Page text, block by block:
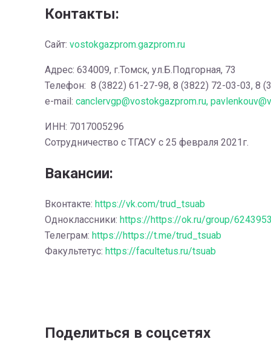
Контакты:
Сайт: vostokgazprom.gazprom.ru
Адрес: 634009, г.Томск, ул.Б.Подгорная, 73
Телефон: 8 (3822) 61-27-98, 8 (3822) 72-03-03, 8
e-mail: canclervgp@vostokgazprom.ru,
ИНН: 7017005296
Сотрудничество с ТГАСУ с 25 февраля 2021г.
Вакансии:
Вконтакте: https://vk.com/trud_tsuab
Одноклассники: https://https://ok.ru/group/
Телеграм: https://https://t.me/trud_tsuab
Факультетус: https://facultetus.ru/tsuab
Поделиться в соцсетях